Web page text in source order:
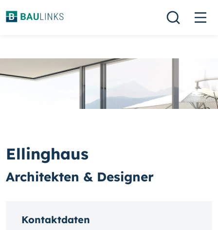
Ellinghaus
Architekten & Designer
Kontaktdaten